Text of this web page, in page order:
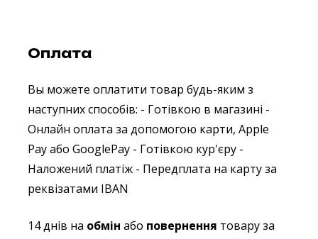
Оплата
Вы можете оплатити товар будь-яким з
наступних способів: - Готівкою в магазині -
Онлайн оплата за допомогою карти, Apple
Pay або GooglePay - Готівкою кур'єру -
Наложений платіж - Передплата на карту за
реквізатами IBAN
14 днів на обмін або повернення товару за